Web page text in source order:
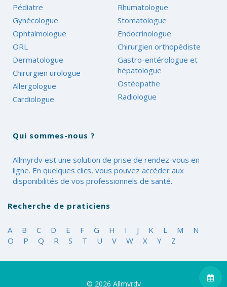
Pédiatre
Gynécologue
Ophtalmologue
ORL
Dermatologue
Chirurgien urologue
Allergologue
Cardiologue
Rhumatologue
Stomatologue
Endocrinologue
Chirurgien orthopédiste
Gastro-entérologue et
hépatologue
Ostéopathe
Radiologue
Qui sommes-nous ?
Allmyrdv est une solution de prise de rendez-vous en
ligne. En quelques clics, vous pouvez accéder aux
disponibilités de vos professionnels de santé.
Recherche de praticiens
A B C D E F G H I J K L M
N
O
P Q R S T U V W X Y Z
© 2026 Allmyrdv